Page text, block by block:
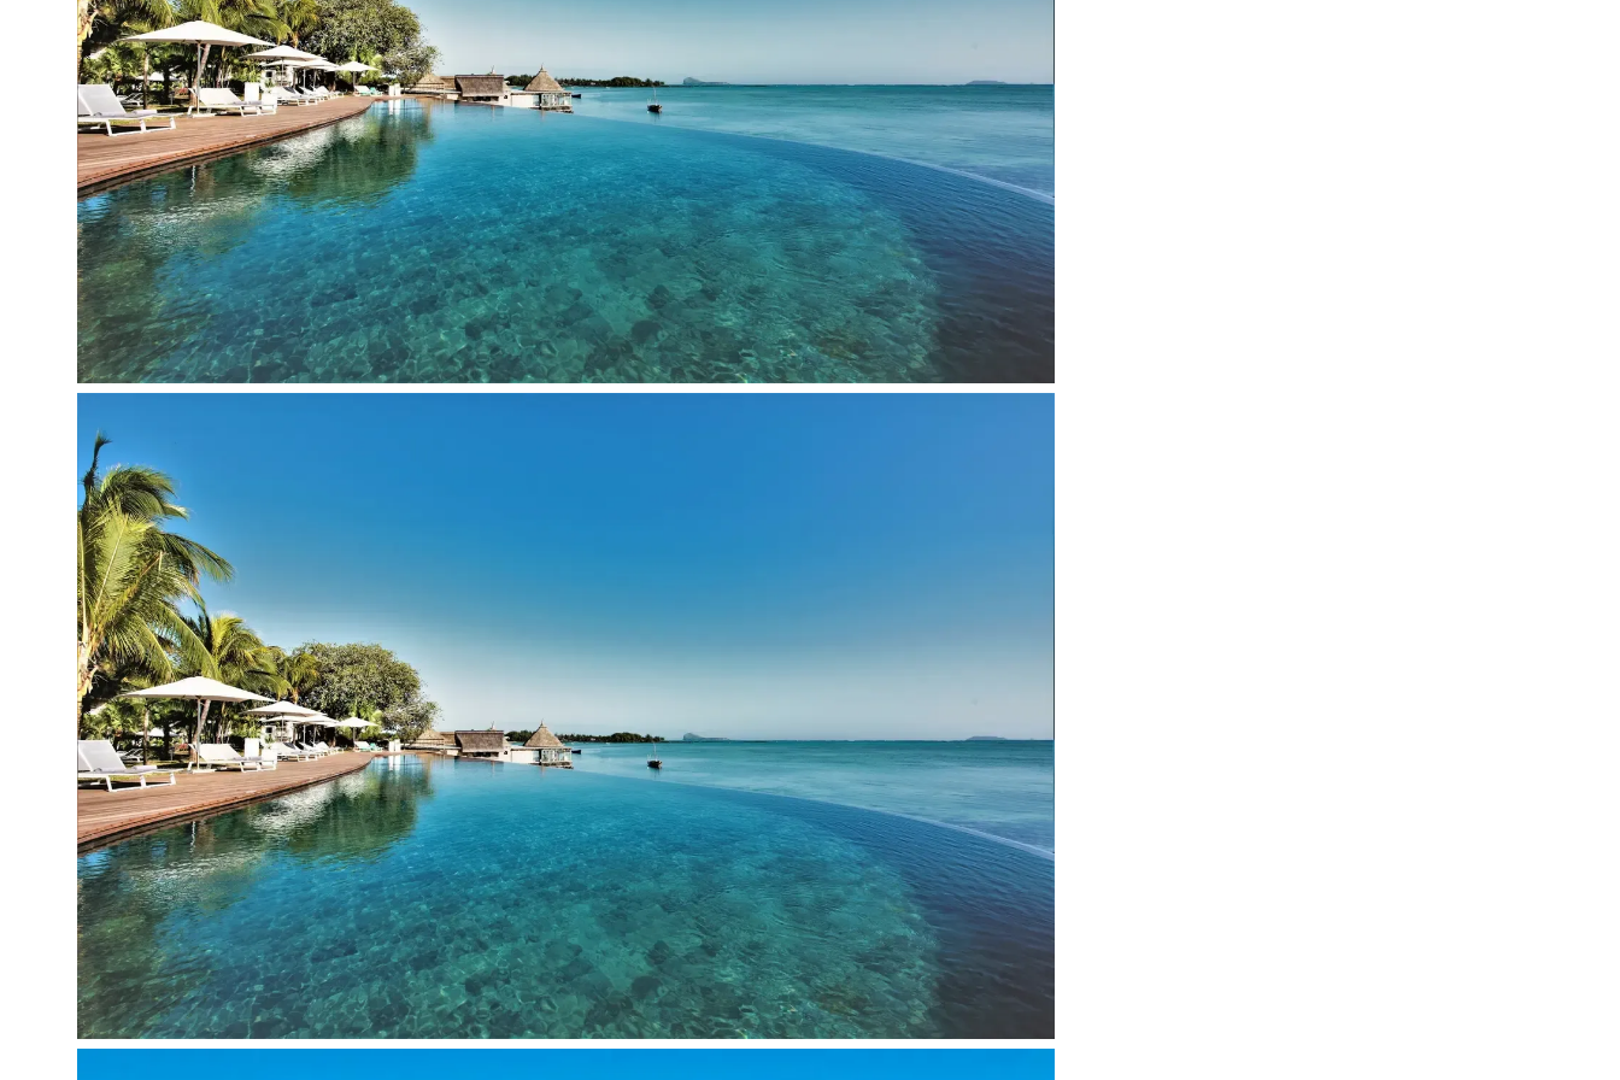
Viešbučio teritorijoje:
Pagrindinis restoranas
A'la carte restoranas
Baras
2 atviri baseinai
Prie baseino: skėčiai, gultai - nemokamai
Konferencijų salė
Parkingas
Belaidis internetas
Skalbimo paslaugos (už papildomą mokestį)
Pramogos ir sportas:
SPA centras (už papildomą mokestį)
Teniso kortas
Teniso įranga (už papildomą mokestį)
Treniruoklių salė
Vandens aerobika
Vandens dviračiai
Baidarės
Irklentės
Nardymas (už papildomą mokestį)
Žvejyba (už papildomą mokestį)
Jėgos aitvarų sportas (už papildomą mokestį)
Paplūdimys:
Privatus
Smėlio
Skėčiai, gultai - nemokamai
Kontaktai:
Adresas:MU, B14, Grand Gaube 30617, Mauricijus
Telefonas: +230 209 2400